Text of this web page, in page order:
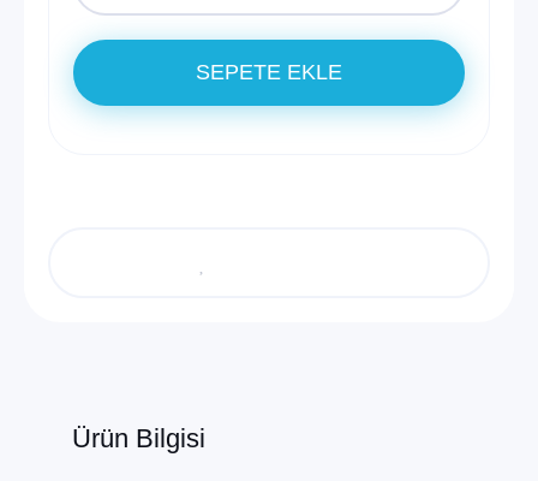
SEPETE EKLE
Ürün Bilgisi